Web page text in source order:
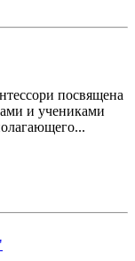
посвящена
и учениками